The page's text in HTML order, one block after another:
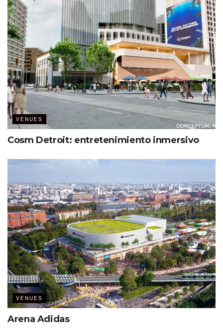
VENUES
Cosm Detroit: entretenimiento inmersivo
VENUES
Arena Adidas